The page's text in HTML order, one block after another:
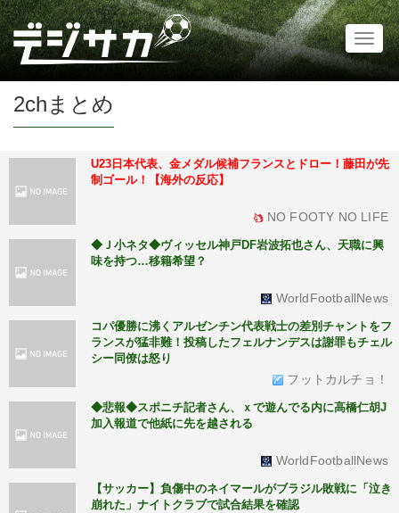
2chまとめ
U23日本代表、金メダル候補フランスとドロー！藤田が先
制ゴール！【海外の反応】
NO FOOTY NO LIFE
◆Ｊ小ネタ◆ヴィッセル神戸DF岩波拓也さん、天職に興
味を持つ…移籍希望？
WorldFootballNews
コパ優勝に沸くアルゼンチン代表戦士の差別チャントをフ
ランスが猛非難！投稿したフェルナンデスは謝罪もチェル
シー同僚は怒り
フットカルチョ！
◆悲報◆スポニチ記者さん、ｘで遊んでる内に高橋仁胡J
加入報道で他紙に先を越される
WorldFootballNews
【サッカー】負傷中のネイマールがブラジル敗戦に「泣き
崩れた」ナイトクラブで試合結果を確認